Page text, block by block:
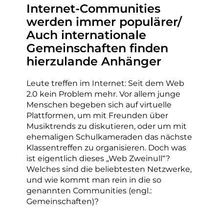
Internet-Communities
werden immer populärer/
Auch internationale
Gemeinschaften finden
hierzulande Anhänger
Leute treffen im Internet: Seit dem Web
2.0 kein Problem mehr. Vor allem junge
Menschen begeben sich auf virtuelle
Plattformen, um mit Freunden über
Musiktrends zu diskutieren, oder um mit
ehemaligen Schulkameraden das nächste
Klassentreffen zu organisieren. Doch was
ist eigentlich dieses „Web Zweinull“?
Welches sind die beliebtesten Netzwerke,
und wie kommt man rein in die so
genannten Communities (engl.:
Gemeinschaften)?